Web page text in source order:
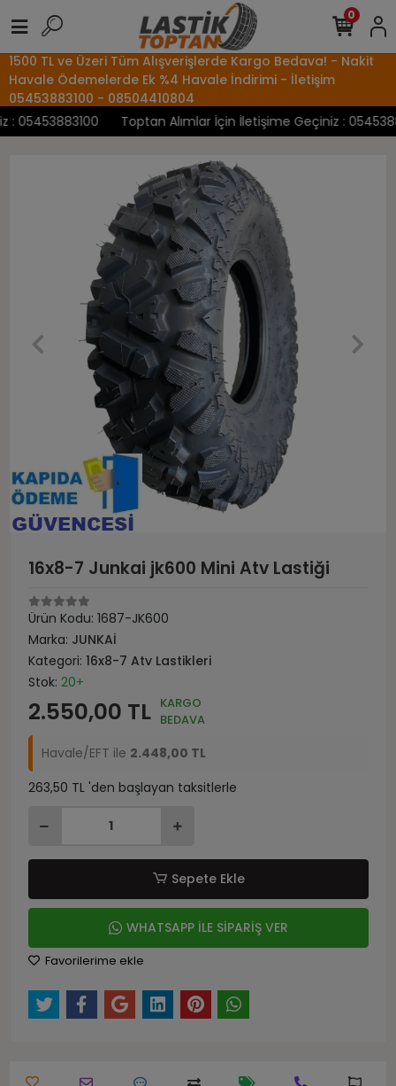
1500 TL ve Üzeri Tüm Alışverişlerde Kargo Bedava! - Nakit
Havale Ödemelerde Ek %4 Havale İndirimi - İletişim
05453883100 - 08504410804
Toptan Alımlar İçin İletişime Geçiniz :
0
16x8-7 Junkai jk600 Mini Atv Lastiği
Ürün Kodu: 1687-JK600
Marka: JUNKAİ
Kategori: 16x8-7 Atv Lastikleri
Stok: 20+
2.550,00 TL KARGO
BEDAVA
Havale/EFT ile 2.448,00 TL
263,50 TL 'den başlayan taksitlerle
Sepete Ekle
WHATSAPP İLE SİPARİŞ VER
Favorilerime ekle